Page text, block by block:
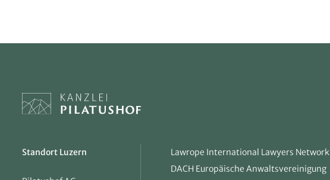
Standort Luzern
Lawrope International Lawyers Network
DACH Europäische Anwaltsvereinigung